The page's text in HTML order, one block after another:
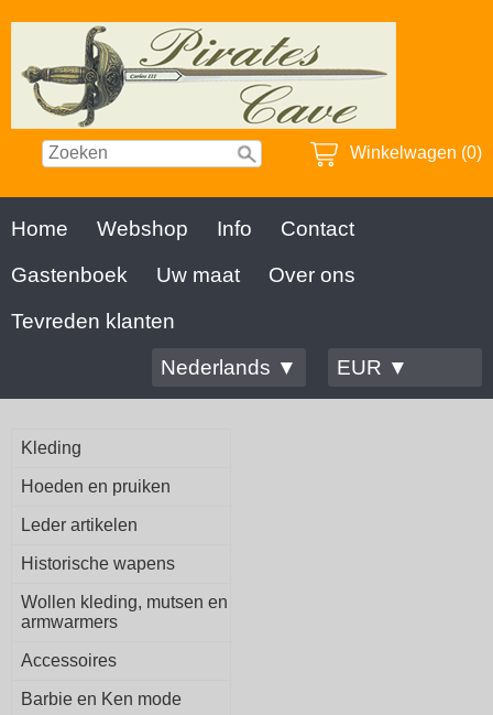
Winkelwagen (0)
Home Webshop Info
Contact
Gastenboek
Uw maat
Over ons
Tevreden klanten
Nederlands ▼
EUR ▼
Kleding
Hoeden en pruiken
Leder artikelen
Historische wapens
Wollen kleding, mutsen en
armwarmers
Accessoires
Barbie en Ken mode